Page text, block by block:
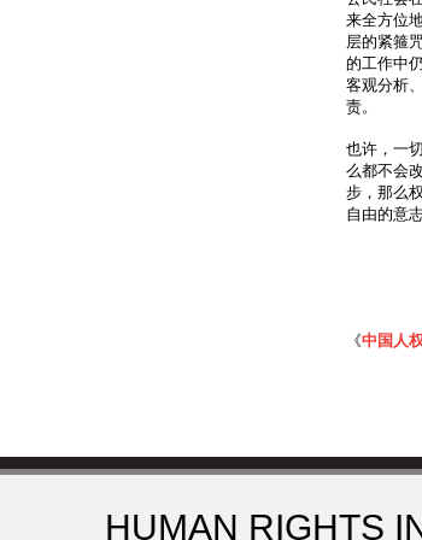
来全方位
层的紧箍
的工作中
客观分析
责。
也许，一
么都不会
步，那么
自由的意
《中国人
HUMAN RIGHTS